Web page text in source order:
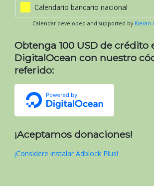
Calendario bancario nacional
Calendar developed and supported by Kieran
Obtenga 100 USD de crédito
DigitalOcean con nuestro
referido:
¡Aceptamos donaciones!
¡Considere instalar Adblock Plus!